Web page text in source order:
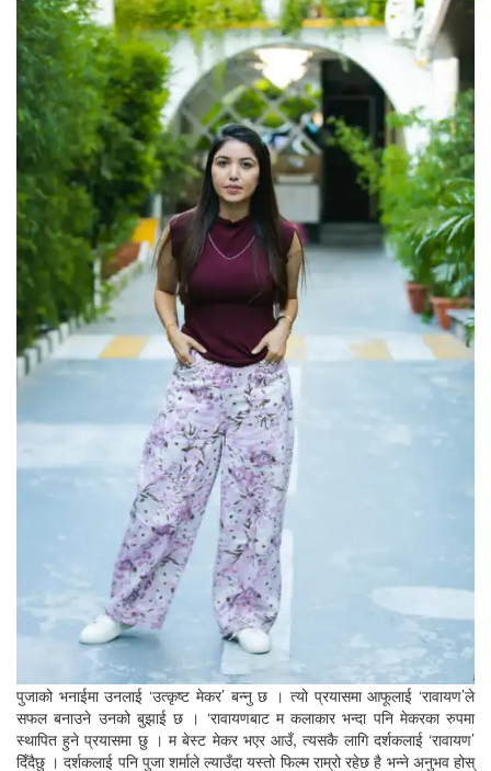
पुजाको भनाईमा उनलाई ‘उत्कृष्ट मेकर’ बन्नु छ । त्यो प्रयासमा आफूलाई ‘रावायण’ले
सफल बनाउने उनको बुझाई छ । ‘रावायणबाट म कलाकार भन्दा पनि मेकरका रुपमा
स्थापित हुने प्रयासमा छु । म बेस्ट मेकर भएर आउँ, त्यसकै लागि दर्शकलाई ‘रावायण’
दिँदैछु । दर्शकलाई पनि पुजा शर्माले ल्याउँदा यस्तो फिल्म राम्रो रहेछ है भन्ने अनुभव होस्